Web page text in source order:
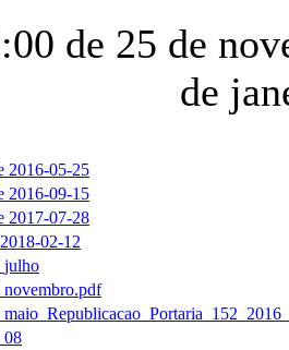
de 25 de
de
2016-05-25
2016-09-15
2017-07-28
02-12